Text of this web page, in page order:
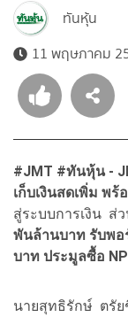
ทันหุ้น
11 พฤษภาคม
#JMT #ทันหุ้น -
เก็บเงินสดเพิ่ม พร้
สู่ระบบการเงิน ส่ว
พันล้านบาท รับพอ
บาท ประมูลซื้อ
นายสุทธิรักษ์ ตรัย